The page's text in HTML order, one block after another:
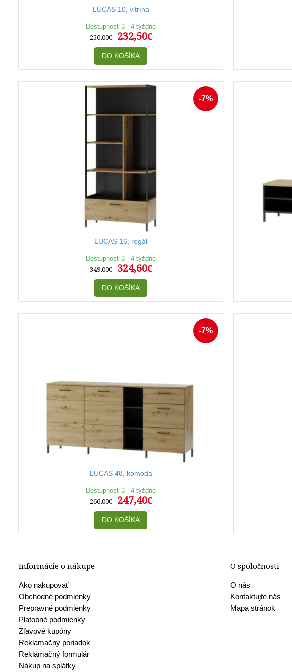
LUCAS 10, vitrína
Dostupnosť 3 - 4 týždne
250,00€
232,50€
DO KOŠÍKA
-7%
LUCAS 16, regál
Dostupnosť 3 - 4 týždne
349,00€
324,60€
DO KOŠÍKA
-7%
LUCAS 48, komoda
Dostupnosť 3 - 4 týždne
266,00€
247,40€
DO KOŠÍKA
Informácie o nákupe
Ako nakupovať
Obchodné podmienky
Prepravné podmienky
Platobné podmienky
Zľavové kupóny
Reklamačný poriadok
Reklamačný formulár
Nákup na splátky
O spoločnosti
O nás
Kontaktujte nás
Mapa stránok